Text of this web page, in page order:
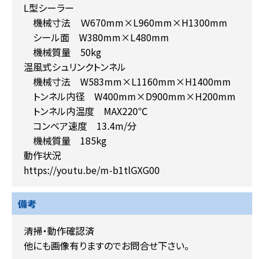
L型シーラー
機械寸法 Ｗ670mm×L960mm×H1300mm
シール面 W380mm×L480mm
機械質量 50kg
温風式シュリンクトンネル
機械寸法 W583mm×L1160mm×H1400mm
トンネル内径 W400mm×D900mm×H200mm
トンネル内温度 MAX220℃
コンベア速度 13.4m/分
機械質量 185kg
動作状況
https://youtu.be/m-b1tlGXG00
備考
清掃・動作確認済
他にも画像有りますのでお問合せ下さい。